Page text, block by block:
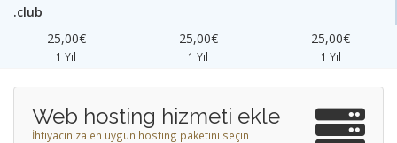
.club
25,00€
1 Yıl
25,00€
1 Yıl
25,00€
1 Yıl
Web hosting hizmeti ekle
İhtiyacınıza en uygun hosting paketini seçin